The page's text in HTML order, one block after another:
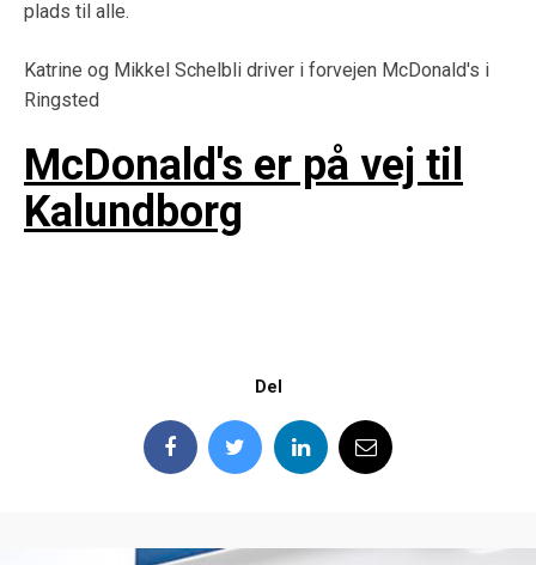
plads til alle.
Katrine og Mikkel Schelbli driver i forvejen McDonald's i
Ringsted
McDonald's er på vej til
Kalundborg
Del